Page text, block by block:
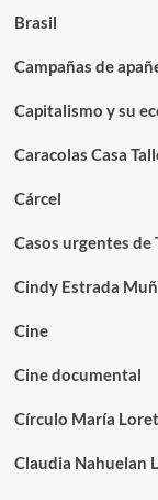
Brasil
Campañas de
Capitalismo y su
Caracolas Casa
Cárcel
Casos urgentes
Cindy Estrada
Cine
Cine documental
Círculo María
Claudia Nahuelan